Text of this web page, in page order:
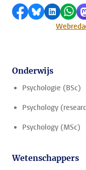
Delen op
Delen via
Delen
Onderwijs
Psychologie (BSc)
Psychology
Psychology (MSc)
Wetenschappers